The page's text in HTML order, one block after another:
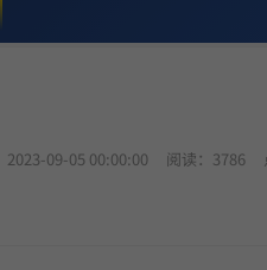
帖
2023-09-05 00:00:00 阅读：3786